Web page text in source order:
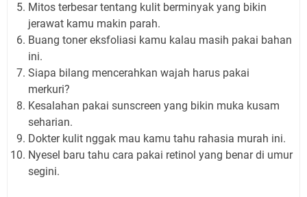
Mitos terbesar tentang kulit berminyak yang bikin
jerawat kamu makin parah.
Buang toner eksfoliasi kamu kalau masih pakai bahan
ini.
Siapa bilang mencerahkan wajah harus pakai
merkuri?
Kesalahan pakai sunscreen yang bikin muka kusam
seharian.
Dokter kulit nggak mau kamu tahu rahasia murah ini.
Nyesel baru tahu cara pakai retinol yang benar di umur
segini.